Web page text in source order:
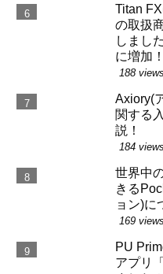
Titan
の取扱
しまし
に増加！
188 views
Axiory(
関する
説！
184 views
世界中
きる
ョン)に
169 views
PU
アプリ